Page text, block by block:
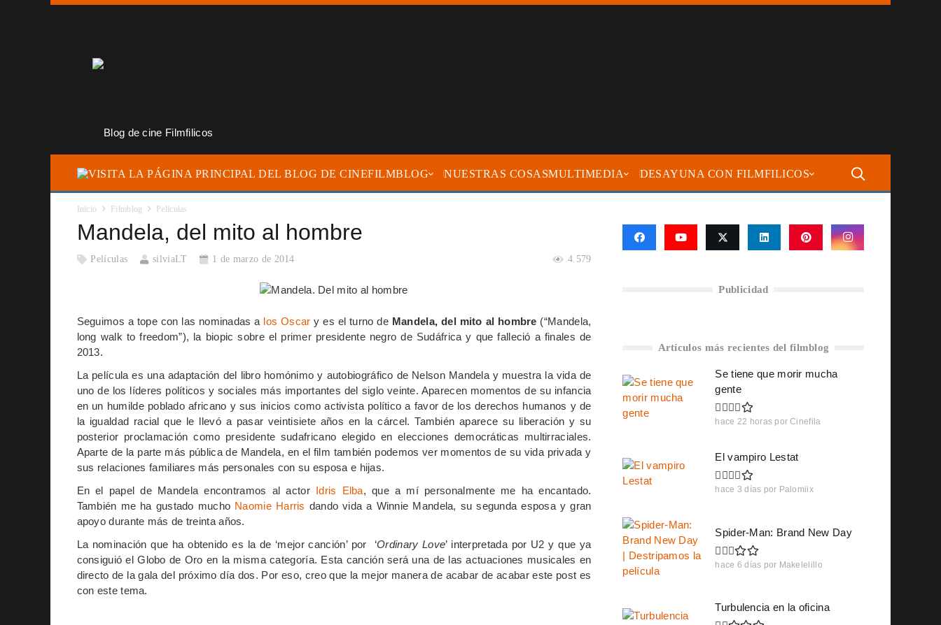
FILMBLOG NUESTRAS COSASMULTIMEDIA DESAYUNA CON FILMFILICOS
Inicio Filmblog Películas
Mandela, del mito al hombre
Películas silviaLT 1 de marzo de 2014 4.579
Seguimos a tope con las nominadas a los Oscar y es el turno de Mandela, del mito al hombre (“Mandela,
long walk to freedom”), la biopic sobre el primer presidente negro de Sudáfrica y que falleció a finales de
2013.
La película es una adaptación del libro homónimo y autobiográfico de Nelson Mandela y muestra la vida de
uno de los líderes políticos y sociales más importantes del siglo veinte. Aparecen momentos de su infancia
en un humilde poblado africano y sus inicios como activista político a favor de los derechos humanos y de
la igualdad racial que le llevó a pasar veintisiete años en la cárcel. También aparece su liberación y su
posterior proclamación como presidente sudafricano elegido en elecciones democráticas multirraciales.
Aparte de la parte más pública de Mandela, en el film también podemos ver momentos de su vida privada y
sus relaciones familiares más personales con su esposa e hijas.
En el papel de Mandela encontramos al actor Idris Elba, que a mí personalmente me ha encantado.
También me ha gustado mucho Naomie Harris dando vida a Winnie Mandela, su segunda esposa y gran
apoyo durante más de treinta años.
La nominación que ha obtenido es la de ‘mejor canción’ por ‘Ordinary Love’ interpretada por U2 y que ya
consiguió el Globo de Oro en la misma categoría. Esta canción será una de las actuaciones musicales en
directo de la gala del próximo día dos. Por eso, creo que la mejor manera de acabar de acabar este post es
con este tema.
Publicidad
Artículos más recientes del filmblog
Se tiene que morir mucha
gente
hace 22 horas por Cinefila
El vampiro Lestat
hace 3 días por Palomiix
Spider-Man: Brand New Day
hace 6 días por Makelelillo
Turbulencia en la oficina